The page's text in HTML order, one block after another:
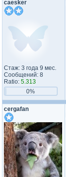
caesker
Стаж: 3 года 9 мес.
Сообщений: 8
Ratio: 5.313
0%
cergafan